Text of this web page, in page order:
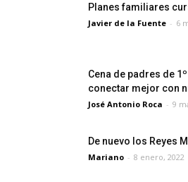
Planes familiares
Javier de la Fuente - 6
Cena de padres de
conectar mejor con
José Antonio Roca - 9
De nuevo los Reyes
Mariano - 8 enero, 2022